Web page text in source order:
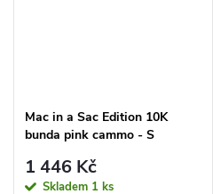
Mac in a Sac Edition 10K
bunda pink cammo - S
1 446 Kč
Skladem 1 ks